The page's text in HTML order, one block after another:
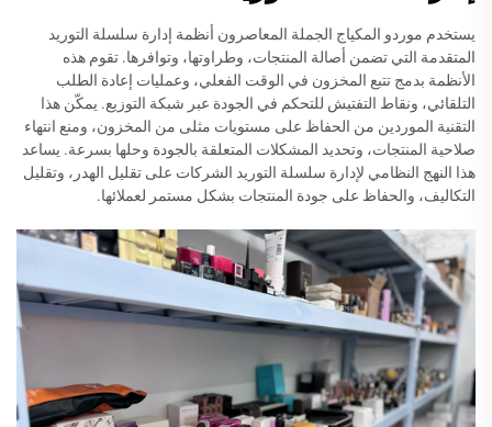
يستخدم موردو المكياج الجملة المعاصرون أنظمة إدارة سلسلة التوريد
المتقدمة التي تضمن أصالة المنتجات، وطراوتها، وتوافرها. تقوم هذه
الأنظمة بدمج تتبع المخزون في الوقت الفعلي، وعمليات إعادة الطلب
التلقائي، ونقاط التفتيش للتحكم في الجودة عبر شبكة التوزيع. يمكّن هذا
التقنية الموردين من الحفاظ على مستويات مثلى من المخزون، ومنع انتهاء
صلاحية المنتجات، وتحديد المشكلات المتعلقة بالجودة وحلها بسرعة. يساعد
هذا النهج النظامي لإدارة سلسلة التوريد الشركات على تقليل الهدر، وتقليل
التكاليف، والحفاظ على جودة المنتجات بشكل مستمر لعملائها.